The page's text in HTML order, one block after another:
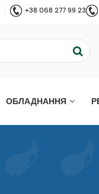
+38 068 277 99 23
ОБЛАДНАННЯ